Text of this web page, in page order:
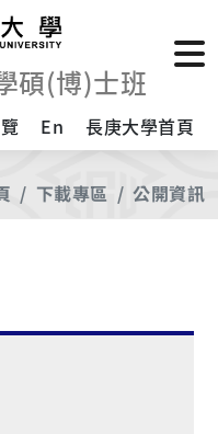
碩(博)士班
En 長庚大學首頁
下載專區 公開資訊